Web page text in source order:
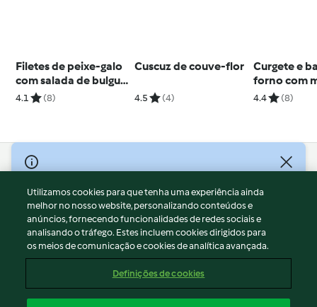
Filetes de peixe-galo
com salada de bulgur
e molho holandês de
4.1 (8)
Cuscuz de couve-flor
4.5 (4)
Curgete e
forno com
tomate e
4.4 (8)
© Copyright 2026
Termos de Utilização
Aviso sobre Proteção de Dados
Aviso
Apoio legal
Conteúdo do relatório
Utilizamos cookies para que tenha uma experiência ainda
melhor no nosso website, personalizando conteúdos e
anúncios, fornecendo funcionalidades de redes sociais e
analisando o tráfego. Estes incluem cookies dirigidos para
os meios de comunicação e cookies de analítica avançada.
Definições de cookies